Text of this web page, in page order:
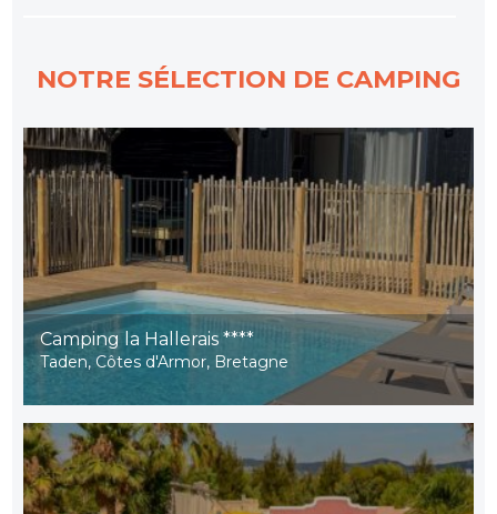
NOTRE SÉLECTION DE CAMPING
Camping la Hallerais ****
Taden, Côtes d'Armor, Bretagne